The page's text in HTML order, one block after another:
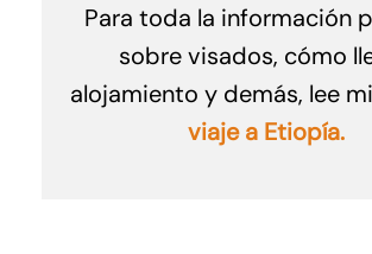
Para toda la información
sobre visados, cómo
alojamiento y demás, lee mi
viaje a Etiopía.